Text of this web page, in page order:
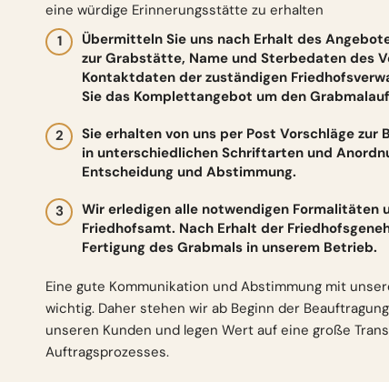
eine würdige Erinnerungsstätte zu erhalten
Übermitteln Sie uns nach Erhalt des
zur Grabstätte, Name und Sterbedaten des
Kontaktdaten der zuständigen
Sie das Komplettangebot um den
Sie erhalten von uns per Post Vorschläge zur
in unterschiedlichen Schriftarten und
Entscheidung und Abstimmung.
Wir erledigen alle notwendigen Formalitäten
Friedhofsamt. Nach Erhalt der
Fertigung des Grabmals in unserem Betrieb.
Eine gute Kommunikation und Abstimmung mit
wichtig. Daher stehen wir ab Beginn der
unseren Kunden und legen Wert auf eine große
Auftragsprozesses.